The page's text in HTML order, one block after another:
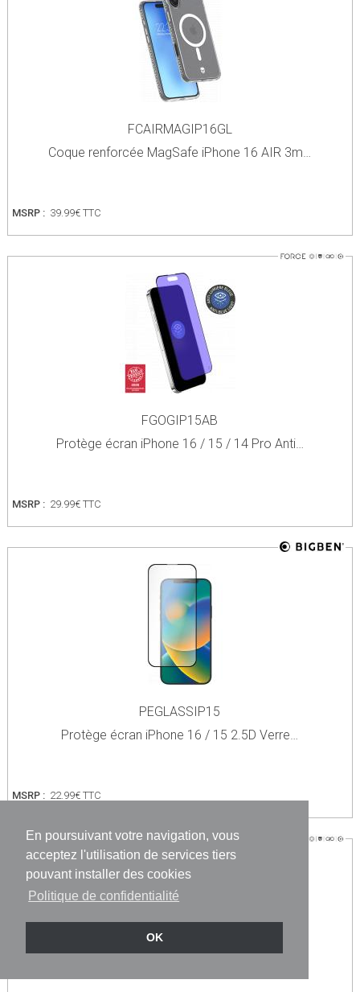
En poursuivant votre navigation, vous
acceptez l'utilisation de services tiers
pouvant installer des cookies
Politique de confidentialité
OK
FCAIRMAGIP16GL
Coque renforcée MagSafe iPhone 16 AIR 3m…
MSRP : 39.99€ TTC
FGOGIP15AB
Protège écran iPhone 16 / 15 / 14 Pro Anti…
MSRP : 29.99€ TTC
PEGLASSIP15
Protège écran iPhone 16 / 15 2.5D Verre…
MSRP : 22.99€ TTC